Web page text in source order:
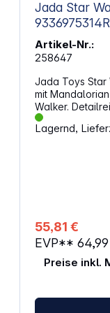
Jada Star Wars
Artikel-Nr.:
258647
Jada Toys Star
mit
Walker.
ins Zimmer:
integrierte
authentische
rückwärts. Über
GHz steuerst
Störungen.
Geräten in der
Manöver und
Lagernd,
55,81 €
EVP**
Preise inkl.